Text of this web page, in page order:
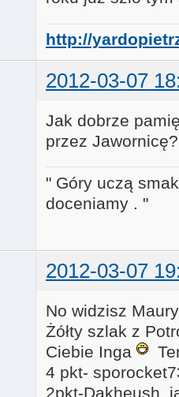
http://
2012-03-07
Jak dobrze
przez
" Góry uczą
doceniamy . "
2012-03-07
No widzisz
Żółty szlak z
Ciebie Inga
4 pkt-
2pkt-Dakheush,